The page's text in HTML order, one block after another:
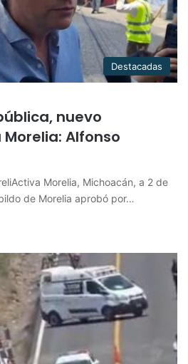
Destacadas
nuevo
Alfonso
Morelia, Michoacán, a 2 de
de Morelia aprobó por…